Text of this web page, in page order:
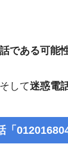
である可能
して迷惑電
「